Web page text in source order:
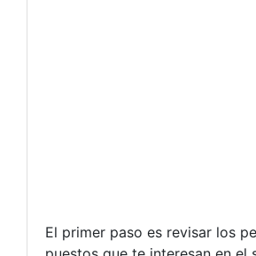
El primer paso es revisar los